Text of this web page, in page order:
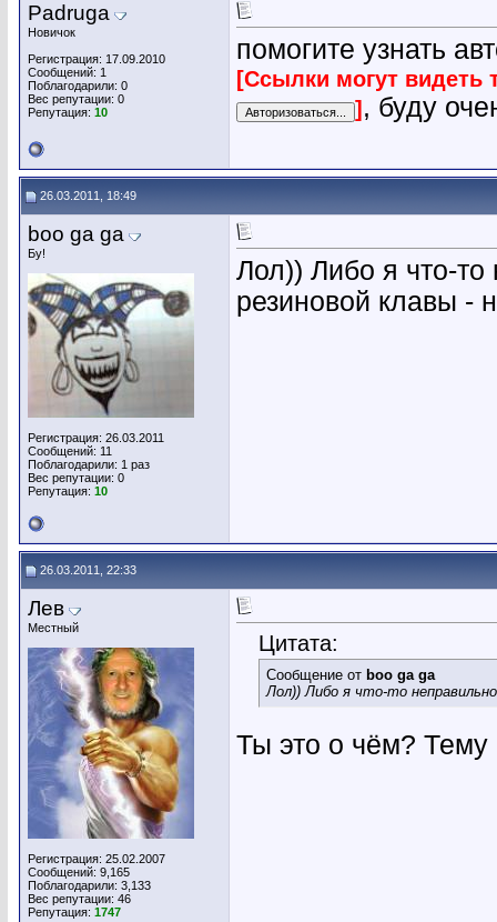
Padruga
Новичок
Регистрация: 17.09.2010
Сообщений: 1
Поблагодарили: 0
Вес репутации: 0
Репутация: 10
помогите узнать
[Ссылки могут видеть
], буду
26.03.2011, 18:49
boo ga ga
Бу!
Регистрация: 26.03.2011
Сообщений: 11
Поблагодарили: 1 раз
Вес репутации: 0
Репутация: 10
Лол)) Либо я что-
резиновой клавы -
26.03.2011, 22:33
Лев
Местный
Регистрация: 25.02.2007
Сообщений: 9,165
Поблагодарили: 3,133
Вес репутации: 46
Репутация: 1747
Цитата:
Сообщение от boo ga ga
Лол)) Либо я что-то
Ты это о чём? Тему